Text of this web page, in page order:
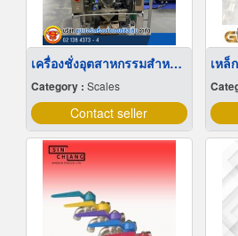
เครื่องชั่งอุตสาหกรรมสำหรับงานบรรจุทุกชนิด
Category : Scales
Contact seller